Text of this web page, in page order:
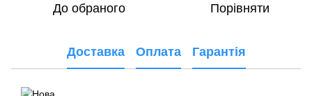
До обраного Порівняти
Доставка Оплата Гарантія